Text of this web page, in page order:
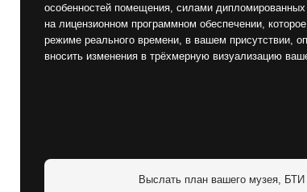
особенностей помещения, силами дипломированных
на лицензионном программном обеспечении,
режиме реального времени, в вашем присутствии,
вносить изменения в трёхмерную визуализацию
Выслать план вашего музея,